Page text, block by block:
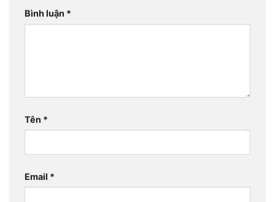
Bình luận *
Tên *
Email *